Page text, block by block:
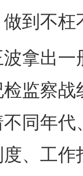
到不枉
出一
监察战
同年
、工